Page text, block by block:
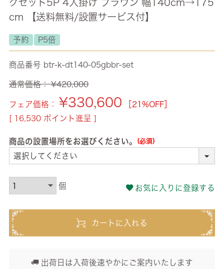
グセット5P 4人掛け ブラウン 幅140cm→175
cm 【送料無料/設置サービス付】
予約 P5倍
商品番号 btr-k-dt140-05gbbr-set
通常価格： ¥420,000
フェア価格： ¥330,600
［21%OFF］
[ 16,530 ポイント進呈 ]
商品の設置場所をお選びください。
お気に入りに登録する
カートに入れる
出荷日は入荷後速やかにご案内いたします